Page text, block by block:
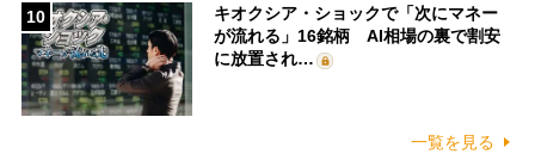
10
キオクシア・ショックで「次にマネー
が流れる」16銘柄 AI相場の裏で割安
に放置され…
一覧を見る